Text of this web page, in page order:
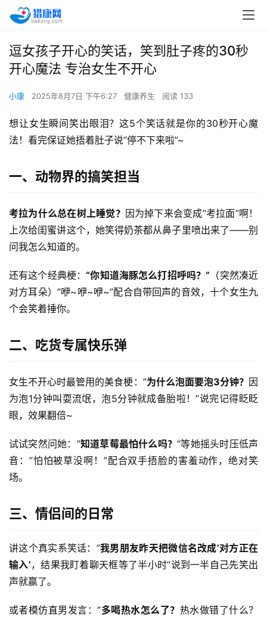
逗女孩子开心的笑话，笑到肚子疼的30秒
开心魔法 专治女生不开心
小康 2025年8月7日 下午6:27 健康养生 阅读 133
想让女生瞬间笑出眼泪？这5个笑话就是你的30秒开心魔
法！看完保证她捂着肚子说”停不下来啦”~
一、动物界的搞笑担当
考拉为什么总在树上睡觉？ 因为掉下来会变成”考拉面”啊！
上次给闺蜜讲这个，她笑得奶茶都从鼻子里喷出来了——别
问我怎么知道的。
还有这个经典梗：“你知道海豚怎么打招呼吗？” （突然凑近
对方耳朵）”咿~咿~咿~”配合自带回声的音效，十个女生九
个会笑着捶你。
二、吃货专属快乐弹
女生不开心时最管用的美食梗：”为什么泡面要泡3分钟？ 因
为泡1分钟叫耍流氓，泡5分钟就成备胎啦！”说完记得眨眨
眼，效果翻倍~
试试突然问她：”知道草莓最怕什么吗？“等她摇头时压低声
音：”怕怕被草没啊！”配合双手捂脸的害羞动作，绝对笑
场。
三、情侣间的日常
讲这个真实系笑话：”我男朋友昨天把微信名改成’对方正在
输入’，结果我盯着聊天框等了半小时”说到一半自己先笑出
声就赢了。
或者模仿直男发言：”多喝热水怎么了？ 热水做错了什么？